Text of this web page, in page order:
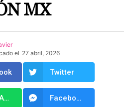
MX
el 27 abril, 2026
Twitter
WhatsApp Facebook Messenger